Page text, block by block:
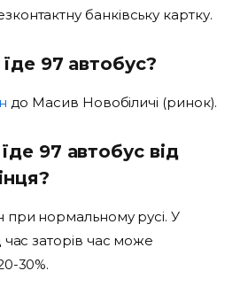
банківську картку.
97 автобус?
до Масив Новобіличі (ринок).
97 автобус від
при нормальному русі. У
час заторів час може
30%.